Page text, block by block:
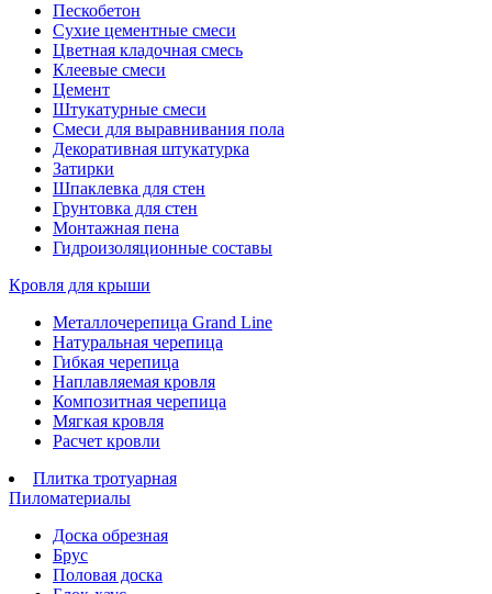
Пескобетон
Сухие цементные смеси
Цветная кладочная смесь
Клеевые смеси
Цемент
Штукатурные смеси
Смеси для выравнивания пола
Декоративная штукатурка
Затирки
Шпаклевка для стен
Грунтовка для стен
Монтажная пена
Гидроизоляционные составы
Кровля для крыши
Металлочерепица Grand Line
Натуральная черепица
Гибкая черепица
Наплавляемая кровля
Композитная черепица
Мягкая кровля
Расчет кровли
Плитка тротуарная
Пиломатериалы
Доска обрезная
Брус
Половая доска